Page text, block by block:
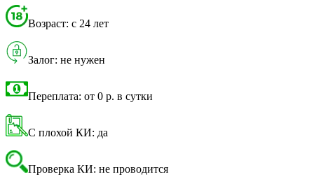
Возраст: с 24 лет
Залог: не нужен
Переплата: от 0 р. в сутки
С плохой КИ: да
Проверка КИ: не проводится